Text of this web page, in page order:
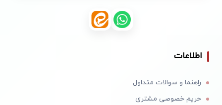
اطلاعات
راهنما و سوالات متداول
حریم خصوصی مشتری